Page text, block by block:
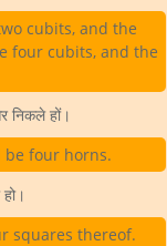
cubits, and the
four cubits, and the
निकले हों।
four horns.
squares thereof.